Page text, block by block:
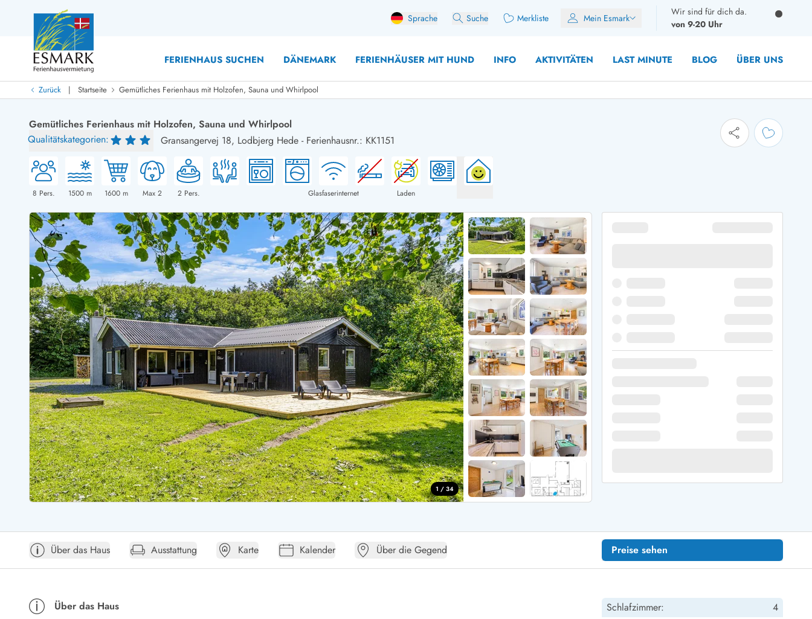
Sprache Suche Merkliste Mein Esmark
Wir sind für dich da.
von 9-20 Uhr
FERIENHAUS SUCHEN DÄNEMARK FERIENHÄUSER MIT HUND INFO AKTIVITÄTEN LAST MINUTE BLOG ÜBER UNS
Last Minute
Last Minute
Neu bei uns!
Neue Ferienhäuser bei ESMARKFerienhäuser mit Pool Ferienhäuser mit Hund
Neurenovierte Ferienhäuser
Ferienhäuser mit Endreinigung inklusive
Ferienhäuser dicht am Strand
Ferienhäuser neu gebaut
Ferienhäuser mit Sauna
Ferienhäuser Nicht-Raucher
Ferienhäuser mit Aussicht
Ferienhäuser mit Whirlpool
Ferienhäuser mit Freitagswechsel
Ferienhäuser für Angler
Ferienhäuser mit Sonntagswechsel
Ferienhäuser mit Aktivitätsraum
Ferienhäuser mit Ladestation (E-Auto)
Ferienhäuser mit Kindern
Luxus Ferienhäuser
Ferienhäuser mit Nebensaionrabatt
Ferienhaus für 2 Personen
Ferienhaus für 4 Personen
Ferienhaus für 6 Personen
Ferienhaus für 8 Personen
Ferienhaus für 10 Personen
Ferienhaus für 12 Personen
Ferienhäuser im Frühjahr
Ferienhäuser im Sommer
Ferienhäuser im Herbst
Ferienhäuser im Winter
Ferienhäuser über Weihnachten
Ferienhäuser über Silvester
Ferienhäuser BjerregardFerienhäuser BlavandFerienhäuser Hvide SandeFerienhäuser Sondervig
Ferienhäuser Argab
Ferienhäuser in Arrild
Ferienhäuser Bjerregard
Ferienhäuser Blavand
Ferienhäuser Bork Havn
Ferienhäuser Fjand
Ferienhäuser Fanö
Ferienhäuser Graerup Strand
Ferienhäuser Haurvig
Ferienhäuser Henne Strand
Ferienhäuser Ho
Ferienhäuser Houstrup
Ferienhäuser Houvig
Ferienhäuser auf Holmsland Klit
Ferienhäuser in Holmsland
Ferienhäuser Hvide Sande
Ferienhäuser Jegum
Ferienhäuser Klegod
Ferienhäuser Lodbjerg Hede
Ferienhäuser Nr. Lyngvig
Ferienhäuser in Nymindegab
Ferienhäuser Römö
Ferienhäuser am Ringköbing Fjord
Ferienhäuser Sondervig
Ferienhäuser Skodbjerge
Ferienhäuser in Thorsminde
Ferienhäuser Vederso Klit
Ferienhäuser Vejers Strand
Ferienhäuser Vester Husby
Öffnungszeiten
Anreise
Ferienhaus ABC
Häufige Fragen zur Buchung
Zurück | Startseite Gemütliches Ferienhaus mit Holzofen, Sauna und Whirlpool
Gemütliches Ferienhaus mit Holzofen, Sauna und Whirlpool
Qualitätskategorien:
Gransangervej 18, Lodbjerg Hede - Ferienhausnr.: KK1151
8 Pers. 1500m 1600m Max 2 2Pers. Glasfaserinternet Laden
1 / 34
Über das Haus Ausstattung Karte Kalender Über die Gegend Preise sehen
Über das Haus Schlafzimmer:
4